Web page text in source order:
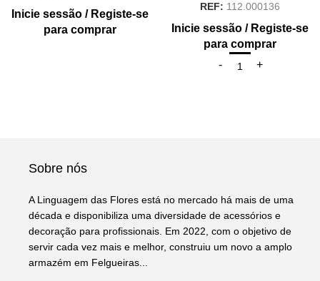
Inicie sessão / Registe-se
para comprar
REF: 112.000136
Inicie sessão / Registe-se
para comprar
Sobre nós
A Linguagem das Flores está no mercado há mais de uma
década e disponibiliza uma diversidade de acessórios e
decoração para profissionais. Em 2022, com o objetivo de
servir cada vez mais e melhor, construiu um novo a amplo
armazém em Felgueiras...